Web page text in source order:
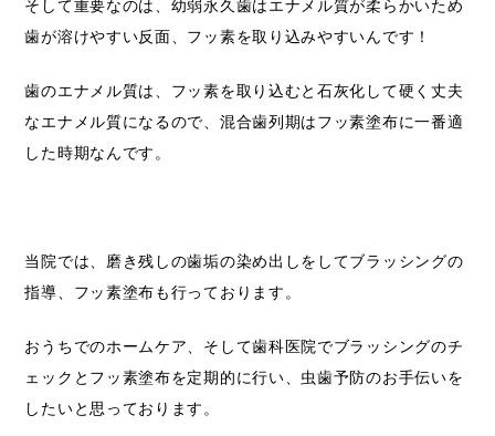
そして重要なのは、幼弱永久歯はエナメル質が柔らかいため
歯が溶けやすい反面、フッ素を取り込みやすいんです！
歯のエナメル質は、フッ素を取り込むと石灰化して硬く丈夫
なエナメル質になるので、混合歯列期はフッ素塗布に一番適
した時期なんです。
当院では、磨き残しの歯垢の染め出しをしてブラッシングの
指導、フッ素塗布も行っております。
おうちでのホームケア、そして歯科医院でブラッシングのチ
ェックとフッ素塗布を定期的に行い、虫歯予防のお手伝いを
したいと思っております。